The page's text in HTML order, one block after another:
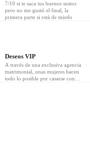
7/10 si te saca tus buenos sustos
pero no me gustó el final, la
primera parte si está de miedo
Deseos VIP
A través de una exclusiva agencia
matrimonial, unas mujeres hacen
todo lo posible por casarse con